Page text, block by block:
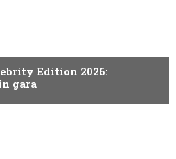
Edition 2026:
gara